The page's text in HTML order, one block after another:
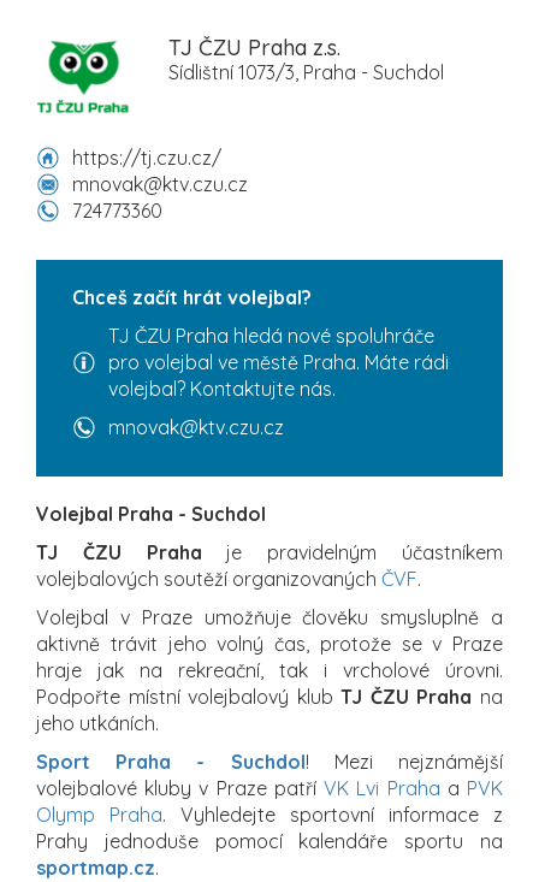
TJ ČZU Praha z.s.
Sídlištní 1073/3, Praha - Suchdol
https://tj.czu.cz/
mnovak@ktv.czu.cz
724773360
Chceš začít hrát volejbal?
TJ ČZU Praha hledá nové spoluhráče
pro volejbal ve městě Praha. Máte rádi
volejbal? Kontaktujte nás.
mnovak@ktv.czu.cz
Volejbal Praha - Suchdol
TJ ČZU Praha je pravidelným účastníkem
volejbalových soutěží organizovaných ČVF.
Volejbal v Praze umožňuje člověku smysluplně a
aktivně trávit jeho volný čas, protože se v Praze
hraje jak na rekreační, tak i vrcholové úrovni.
Podpořte místní volejbalový klubTJ ČZU Praha na
jeho utkáních.
Sport Praha - Suchdol! Mezi nejznámější
volejbalové kluby v Praze patříVK Lvi Praha a PVK
Olymp Praha. Vyhledejte sportovní informace z
Prahy jednoduše pomocí kalendáře sportu na
sportmap.cz.